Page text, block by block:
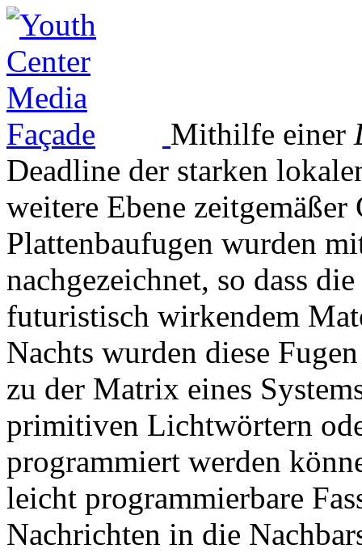
Mithilfe einer
Deadline der starken
weitere Ebene
Plattenbaufugen wurden
nachgezeichnet, so dass
futuristisch wirkendem
Nachts wurden diese
zu der Matrix eines
primitiven Lichtwörtern
programmiert werden
leicht programmierbare
Nachrichten in die